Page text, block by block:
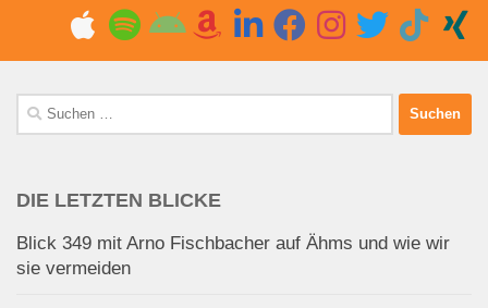
Suchen
nach:
DIE LETZTEN BLICKE
Blick 349 mit Arno Fischbacher auf Ähms und wie wir
sie vermeiden